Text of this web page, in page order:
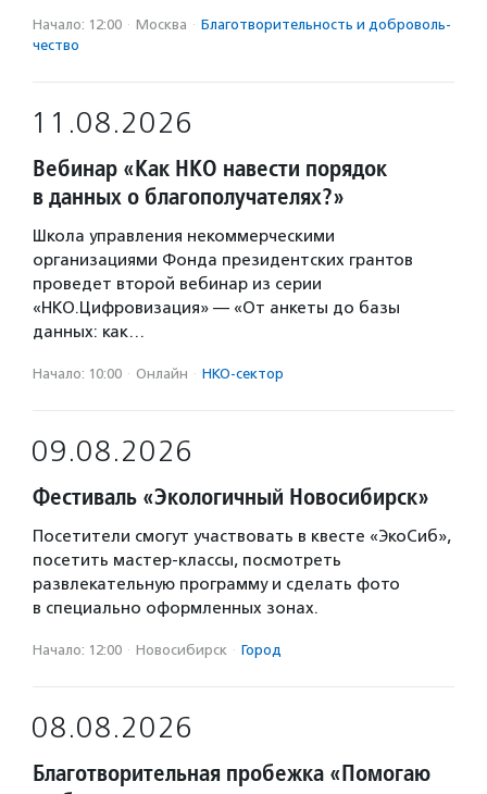
Начало: 12:00 · Москва · Благотвори­тель­ность и доброволь­
чест­во
11.08.2026
Вебинар «Как НКО навести порядок
в данных о благополучателях?»
Школа управления некоммерческими
организациями Фонда президентских грантов
проведет второй вебинар из серии
«НКО.Цифровизация» — «От анкеты до базы
данных: как…
Начало: 10:00 · Онлайн · НКО-сектор
09.08.2026
Фестиваль «Экологичный Новосибирск»
Посетители смогут участвовать в квесте «ЭкоСиб»,
посетить мастер-классы, посмотреть
развлекательную программу и сделать фото
в специально оформленных зонах.
Начало: 12:00 · Новосибирск · Город
08.08.2026
Благотворительная пробежка «Помогаю